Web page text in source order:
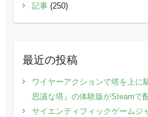
記事(250)
最近の投稿
ワイヤーアクションで塔を上に
思議な塔』の体験版がSteamで
サイエンティフィックゲームジ